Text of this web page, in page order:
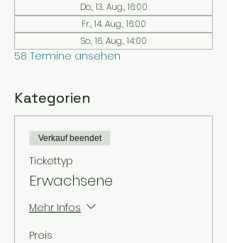
Do., 13. Aug., 16:00
Fr., 14. Aug., 16:00
So., 16. Aug., 14:00
58 Termine ansehen
Kategorien
Verkauf beendet
Tickettyp
Erwachsene
Mehr Infos
Preis